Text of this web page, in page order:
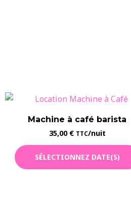
Machine à café barista
35,00 € TTC/nuit
SÉLECTIONNEZ DATE(S)